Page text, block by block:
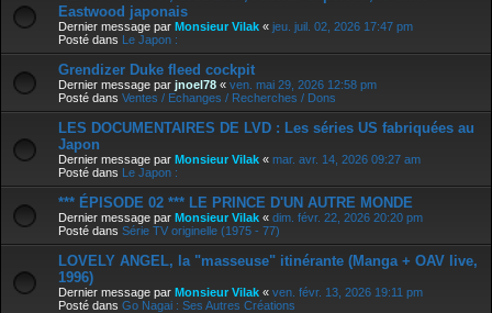
Eastwood japonais
Dernier message par Monsieur Vilak « jeu. juil. 02, 2026 17:47 pm
Posté dans Le Japon :
Grendizer Duke fleed cockpit
Dernier message par jnoel78 « ven. mai 29, 2026 12:58 pm
Posté dans Ventes / Echanges / Recherches / Dons
LES DOCUMENTAIRES DE LVD : Les séries US fabriquées au
Japon
Dernier message par Monsieur Vilak « mar. avr. 14, 2026 09:27 am
Posté dans Le Japon :
*** ÉPISODE 02 *** LE PRINCE D'UN AUTRE MONDE
Dernier message par Monsieur Vilak « dim. févr. 22, 2026 20:20 pm
Posté dans Série TV originelle (1975 - 77)
LOVELY ANGEL, la "masseuse" itinérante (Manga + OAV live,
1996)
Dernier message par Monsieur Vilak « ven. févr. 13, 2026 19:11 pm
Posté dans Go Nagai : Ses Autres Créations